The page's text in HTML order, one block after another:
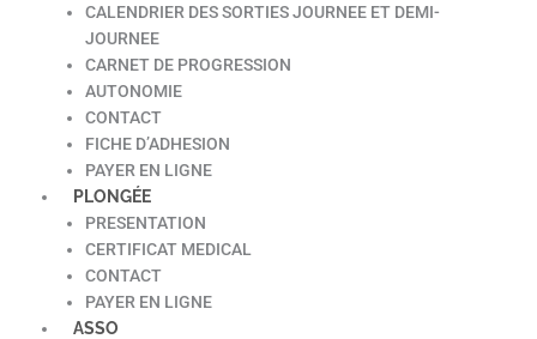
CALENDRIER DES SORTIES JOURNEE ET DEMI-
JOURNEE
CARNET DE PROGRESSION
AUTONOMIE
CONTACT
FICHE D’ADHESION
PAYER EN LIGNE
PLONGÉE
PRESENTATION
CERTIFICAT MEDICAL
CONTACT
PAYER EN LIGNE
ASSO